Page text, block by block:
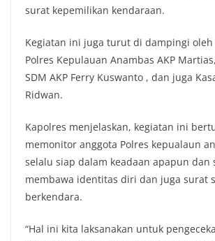
surat kepemilikan kendaraan.
Kegiatan ini juga turut di dampingi oleh
Polres Kepulauan Anambas AKP
SDM AKP Ferry Kuswanto , dan juga
Ridwan.
Kapolres menjelaskan, kegiatan ini
memonitor anggota Polres kepualaun
selalu siap dalam keadaan apapun dan
membawa identitas diri dan juga surat
berkendara.
“Hal ini kita laksanakan untuk